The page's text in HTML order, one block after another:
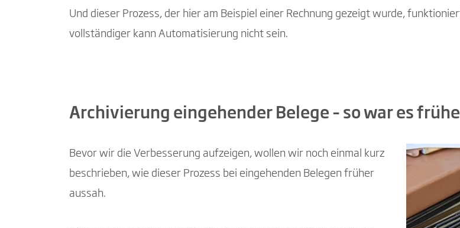
Und dieser Prozess, der hier am Beispiel einer Rechnung gezeigt wurde,
vollständiger kann Automatisierung nicht sein.
Archivierung eingehender Belege – so war es
Bevor wir die Verbesserung aufzeigen, wollen wir noch einmal kurz
beschrieben, wie dieser Prozess bei eingehenden Belegen früher
aussah.